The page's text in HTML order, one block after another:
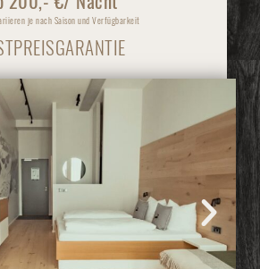
je nach Saison und Verfügbarkeit